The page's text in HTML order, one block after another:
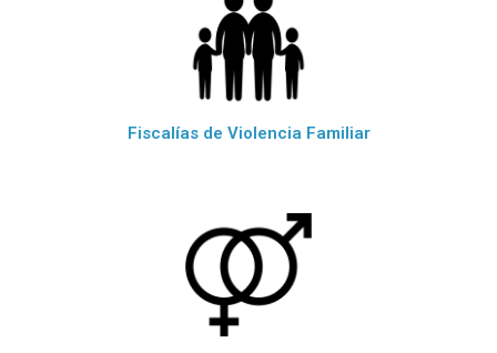
Fiscalías de Violencia Familiar